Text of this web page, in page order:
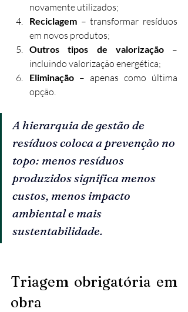
novamente utilizados;
Reciclagem – transformar resíduos
em novos produtos;
Outros tipos de valorização –
incluindo valorização energética;
Eliminação – apenas como última
opção.
A hierarquia de gestão de
resíduos coloca a prevenção no
topo: menos resíduos
produzidos significa menos
custos, menos impacto
ambiental e mais
sustentabilidade.
Triagem obrigatória em
obra